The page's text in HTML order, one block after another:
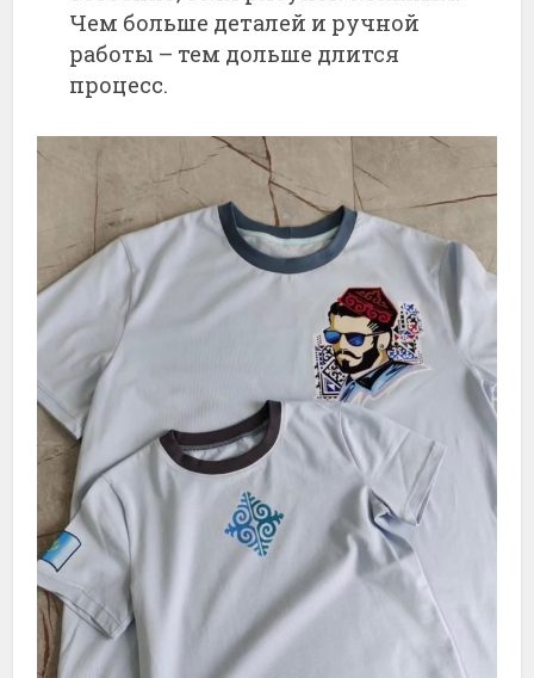
Чем больше деталей и ручной
работы – тем дольше длится
процесс.